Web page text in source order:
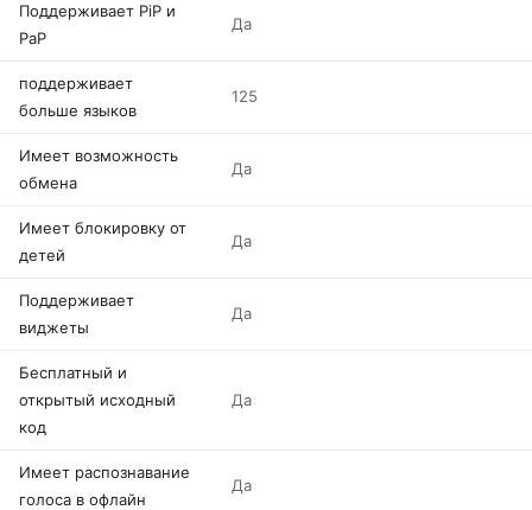
Поддерживает PiP и
PaP
Да
поддерживает
больше языков
125
Имеет возможность
обмена
Да
Имеет блокировку от
детей
Да
Поддерживает
виджеты
Да
Бесплатный и
открытый исходный
код
Да
Имеет распознавание
голоса в офлайн
Да